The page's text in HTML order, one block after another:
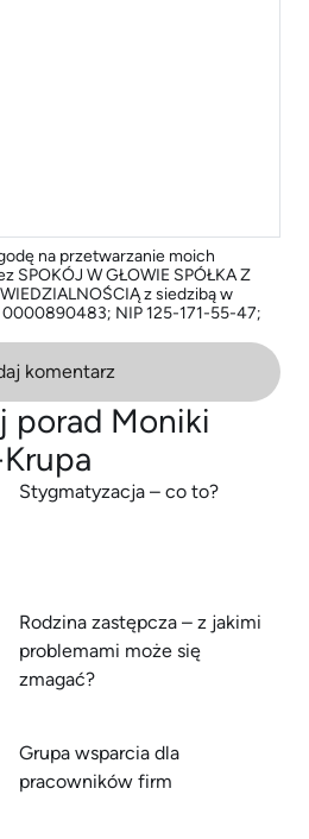
na przetwarzanie moich
SPOKÓJ W GŁOWIE SPÓŁKA Z
z siedzibą w
0000890483; NIP 125-171-55-47;
komentarz
porad Moniki
Stygmatyzacja – co to?
Rodzina zastępcza – z jakimi
problemami może się
zmagać?
Grupa wsparcia dla
pracowników firm